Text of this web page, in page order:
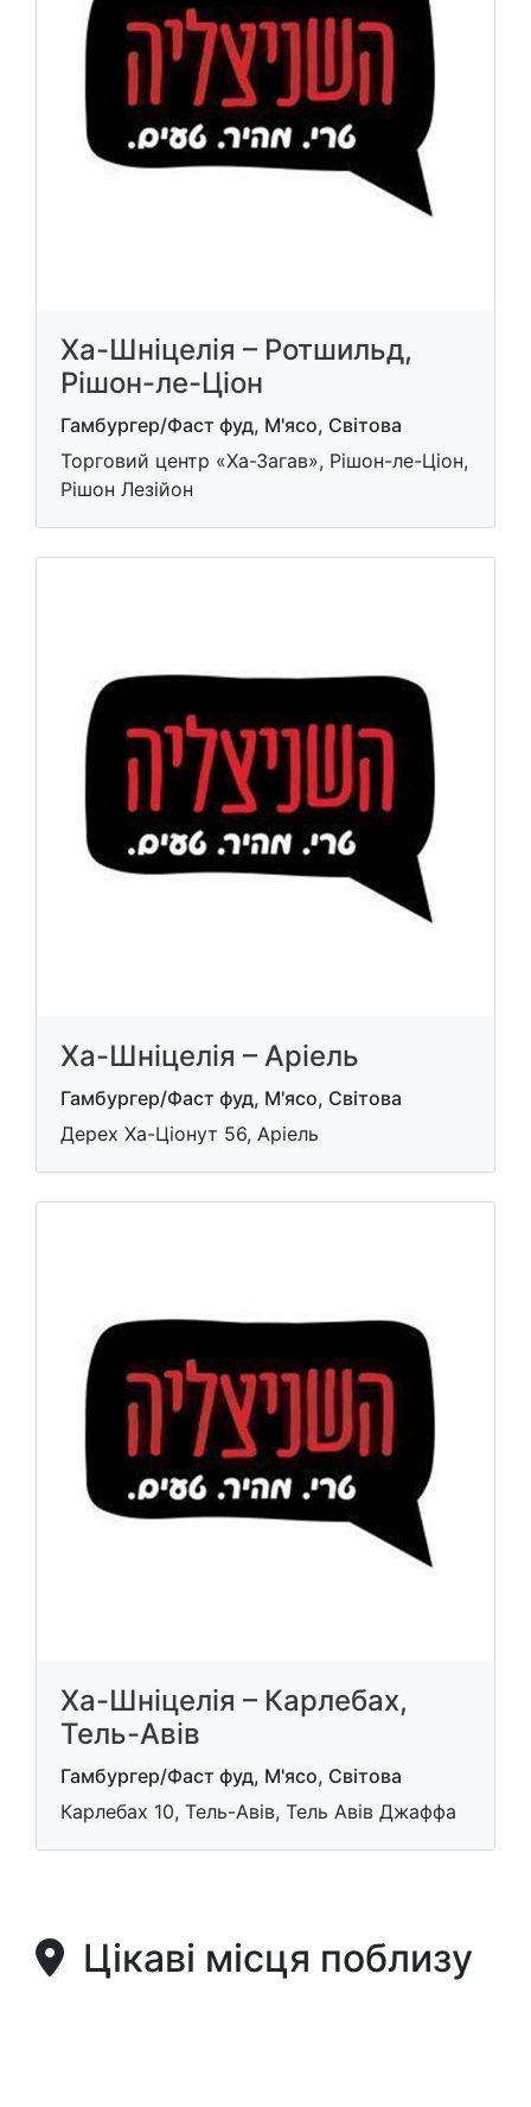
Ха-Шніцелія – Ротшильд,
Рішон-ле-Ціон
Гамбургер/Фаст фуд, М'ясо, Світова
Торговий центр «Ха-Загав», Рішон-ле-Ціон,
Рішон Лезійон
Ха-Шніцелія – Аріель
Гамбургер/Фаст фуд, М'ясо, Світова
Дерех Ха-Ціонут 56, Аріель
Ха-Шніцелія – Карлебах,
Тель-Авів
Гамбургер/Фаст фуд, М'ясо, Світова
Карлебах 10, Тель-Авів, Тель Авів Джаффа
Цікаві місця поблизу